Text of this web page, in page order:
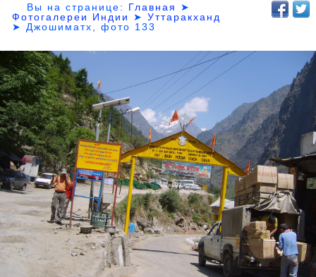
Вы на странице: Главная
➤
Фотогалереи Индии
➤Уттаракханд
➤ Джошиматх, фото 133